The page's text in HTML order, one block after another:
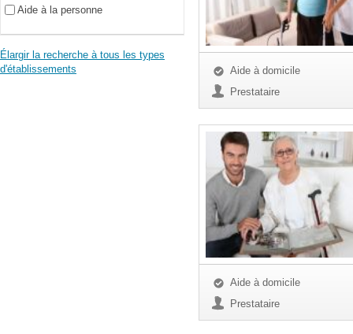
Aide à la personne
Élargir la recherche à tous les types
d'établissements
Aide à domicile
Prestataire
Aide à domicile
Prestataire